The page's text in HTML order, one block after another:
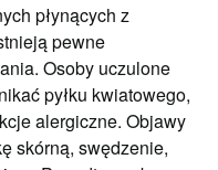
płynących z
pewne
Osoby uczulone
pyłku kwiatowego,
alergiczne. Objawy
skórną, swędzenie,